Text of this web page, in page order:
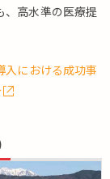
、高水準の医療提
入における成功事